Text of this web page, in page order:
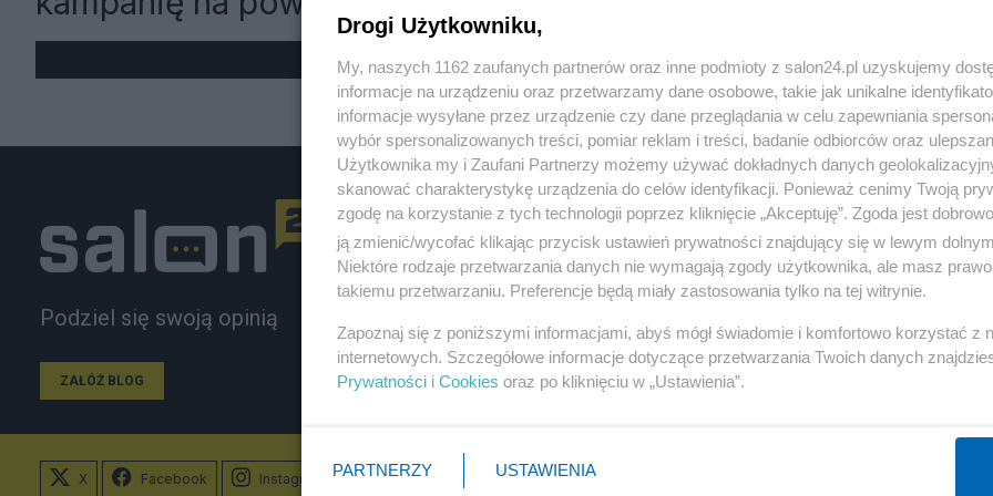
« WRÓĆ DO NOTKI
Podziel się swoją opinią
ZAŁÓŻ BLOG
Polityka
PiS
Rząd
NATO
KO
Gospodarka
Biznes
Pieniądze
Inwestycje
Podatki
X Facebook Instagram
Drogi Użytkowniku,
My, naszych 1162 zaufanych partnerów oraz inne podmioty z salon24.pl uzyskujemy
informacje na urządzeniu oraz przetwarzamy dane osobowe, takie jak unikalne
informacje wysyłane przez urządzenie czy dane przeglądania w celu zapewniania
wybór spersonalizowanych treści, pomiar reklam i treści, badanie odbiorców oraz
Użytkownika my i Zaufani Partnerzy możemy używać dokładnych danych
skanować charakterystykę urządzenia do celów identyfikacji. Ponieważ cenimy Twoją
zgodę na korzystanie z tych technologii poprzez kliknięcie „Akceptuję”. Zgoda jest
ją zmienić/wycofać klikając przycisk ustawień prywatności znajdujący się w lewym
Niektóre rodzaje przetwarzania danych nie wymagają zgody użytkownika, ale masz
takiemu przetwarzaniu. Preferencje będą miały zastosowania tylko na tej witrynie.
Zapoznaj się z poniższymi informacjami, abyś mógł świadomie i komfortowo korzystać z
internetowych. Szczegółowe informacje dotyczące przetwarzania Twoich danych
Prywatności i Cookies oraz po kliknięciu w „Ustawienia”.
PARTNERZY USTAWIENIA